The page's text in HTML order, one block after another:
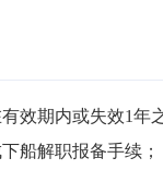
效期内或失效1年
船解职报备手续；